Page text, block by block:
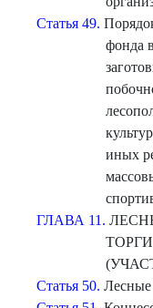
Статья 49.
фонда
иных
ГЛАВА 11.
Статья 50. Лесные